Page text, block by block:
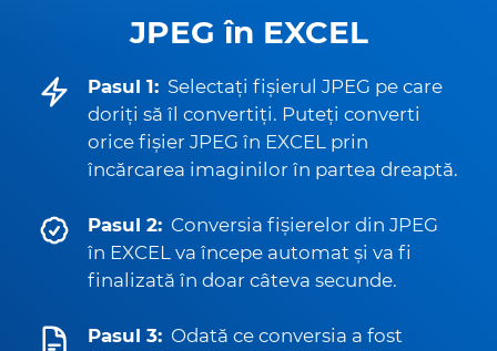
JPEG în EXCEL
Pasul 1: Selectați fișierul JPEG pe care
doriți să îl convertiți. Puteți converti
orice fișier JPEG în EXCEL prin
încărcarea imaginilor în partea dreaptă.
Pasul 2: Conversia fișierelor din JPEG
în EXCEL va începe automat și va fi
finalizată în doar câteva secunde.
Pasul 3: Odată ce conversia a fost